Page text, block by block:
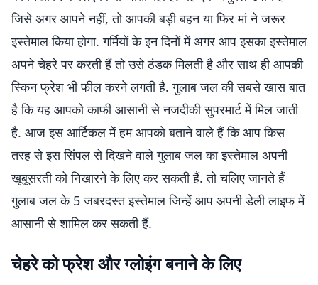
जिसे अगर आपने नहीं, तो आपकी बड़ी बहन या फिर मां ने जरूर
इस्तेमाल किया होगा. गर्मियों के इन दिनों में अगर आप इसका इस्तेमाल
अपने चेहरे पर करती हैं तो उसे ठंडक मिलती है और साथ ही आपकी
स्किन फ्रेश भी फील करने लगती है. गुलाब जल की सबसे खास बात
है कि यह आपको काफी आसानी से नजदीकी सुपरमार्ट में मिल जाती
है. आज इस आर्टिकल में हम आपको बताने वाले हैं कि आप किस
तरह से इस सिंपल से दिखने वाले गुलाब जल का इस्तेमाल अपनी
खूबूसरती को निखारने के लिए कर सकती हैं. तो चलिए जानते हैं
गुलाब जल के 5 जबरदस्त इस्तेमाल जिन्हें आप अपनी डेली लाइफ में
आसानी से शामिल कर सकती हैं.
चेहरे को फ्रेश और ग्लोइंग बनाने के लिए